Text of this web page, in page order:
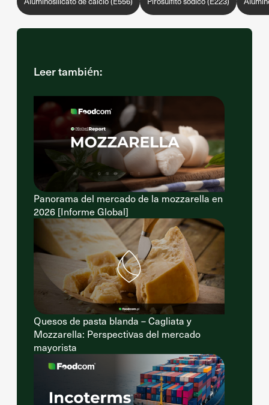
Leer también:
Panorama del mercado de la mozzarella en
2026 [Informe Global]
Quesos de pasta blanda – Cagliata y
Mozzarella: Perspectivas del mercado
mayorista